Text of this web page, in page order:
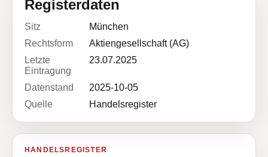
Registerdaten
Sitz
München
Rechtsform
Aktiengesellschaft (AG)
Letzte
Eintragung
23.07.2025
Datenstand
2025-10-05
Quelle
Handelsregister
HANDELSREGISTER